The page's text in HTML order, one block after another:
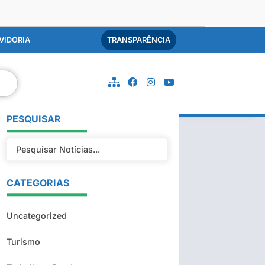
TRANSPARÊNCIA
PESQUISAR
CATEGORIAS
Uncategorized
Turismo